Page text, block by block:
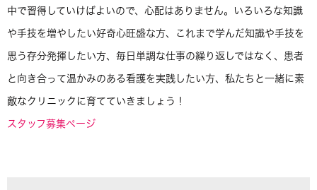
中で習得していけばよいので、心配はありません。いろいろな知識
や手技を増やしたい好奇心旺盛な方、これまで学んだ知識や手技を
思う存分発揮したい方、毎日単調な仕事の繰り返しではなく、患者
と向き合って温かみのある看護を実践したい方、私たちと一緒に素
敵なクリニックに育てていきましょう！
スタッフ募集ページ